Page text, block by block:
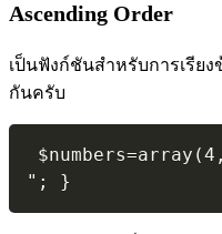
Ascending Order
เป็นฟังก์ชันสำหรับการเรีย
กันครับ
"; }